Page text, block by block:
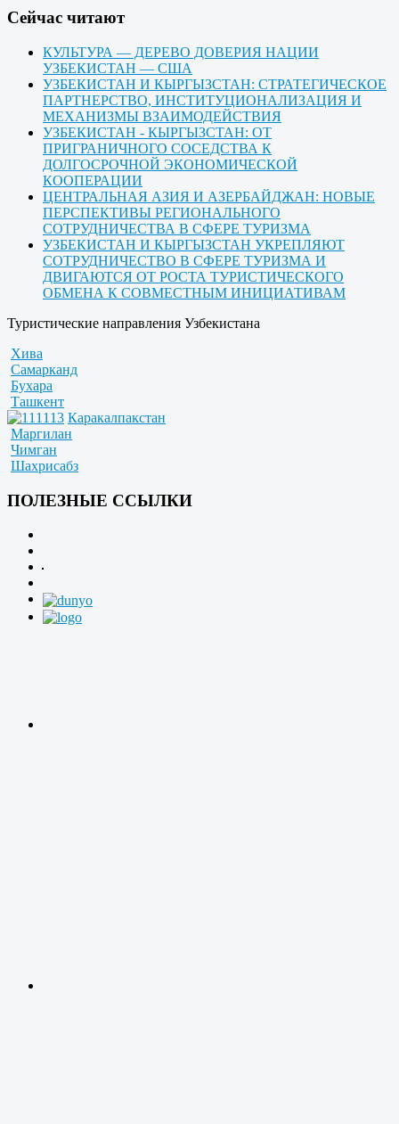
Cейчас читают
КУЛЬТУРА — ДЕРЕВО ДОВЕРИЯ НАЦИИ
УЗБЕКИСТАН — США
УЗБЕКИСТАН И КЫРГЫЗСТАН: СТРАТЕГИЧЕСКОЕ
ПАРТНЕРСТВО, ИНСТИТУЦИОНАЛИЗАЦИЯ И
МЕХАНИЗМЫ ВЗАИМОДЕЙСТВИЯ
УЗБЕКИСТАН - КЫРГЫЗСТАН: ОТ
ПРИГРАНИЧНОГО СОСЕДСТВА К
ДОЛГОСРОЧНОЙ ЭКОНОМИЧЕСКОЙ
КООПЕРАЦИИ
ЦЕНТРАЛЬНАЯ АЗИЯ И АЗЕРБАЙДЖАН: НОВЫЕ
ПЕРСПЕКТИВЫ РЕГИОНАЛЬНОГО
СОТРУДНИЧЕСТВА В СФЕРЕ ТУРИЗМА
УЗБЕКИСТАН И КЫРГЫЗСТАН УКРЕПЛЯЮТ
СОТРУДНИЧЕСТВО В СФЕРЕ ТУРИЗМА И
ДВИГАЮТСЯ ОТ РОСТА ТУРИСТИЧЕСКОГО
ОБМЕНА К СОВМЕСТНЫМ ИНИЦИАТИВАМ
Туристические направления Узбекистана
Хива
Самарканд
Бухара
Ташкент
Каракалпакстан
Маргилан
Чимган
Шахрисабз
ПОЛЕЗНЫЕ ССЫЛКИ